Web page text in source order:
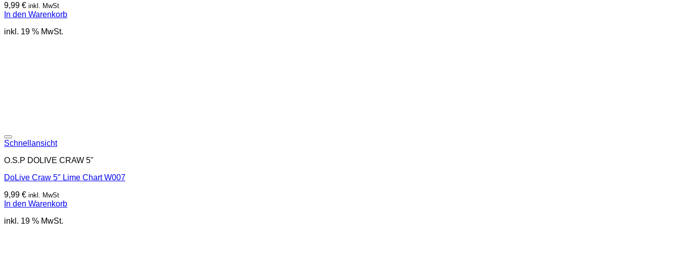
9,99 € inkl. MwSt
In den Warenkorb
inkl. 19 % MwSt.
Schnellansicht
O.S.P DOLIVE CRAW 5"
DoLive Craw 5″ Lime Chart W007
9,99 € inkl. MwSt
In den Warenkorb
inkl. 19 % MwSt.